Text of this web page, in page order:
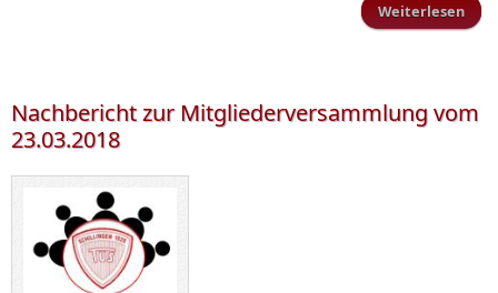
Weiterlesen
Nachbericht zur Mitgliederversammlung vom
23.03.2018